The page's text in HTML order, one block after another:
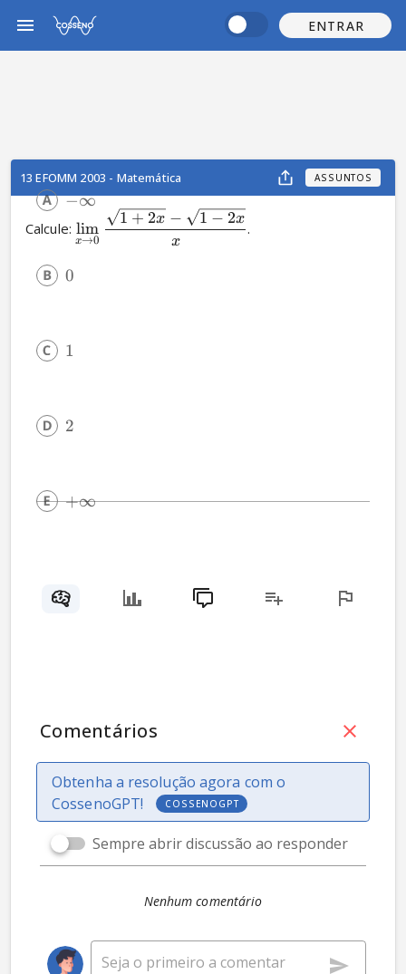
ENTRAR
13 EFOMM 2003 - Matemática ASSUNTOS
Calcule:
x→0
lim
x
1 + 2x − 1 − 2x
.
−∞
0
1
2
+∞
Comentários
Obtenha a resolução agora com o
CossenoGPT!
COSSENOGPT
Sempre abrir discussão ao responder
Nenhum comentário